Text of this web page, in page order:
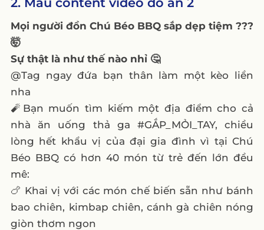
Mọi người đồn Chú Béo BBQ sắp dẹp tiệm ???
🤯
Sự thật là như thế nào nhỉ 🤔
@Tag ngay đứa bạn thân làm một kèo liền
nha
🧨Bạn muốn tìm kiếm một địa điểm cho cả
nhà ăn uống thả ga #GẮP_MỎI_TAY, chiều
lòng hết khẩu vị của đại gia đình vì tại Chú
Béo BBQ có hơn 40 món từ trẻ đến lớn đều
mê:
🍗 Khai vị với các món chế biến sẵn như bánh
bao chiên, kimbap chiên, cánh gà chiên nóng
giòn thơm ngon